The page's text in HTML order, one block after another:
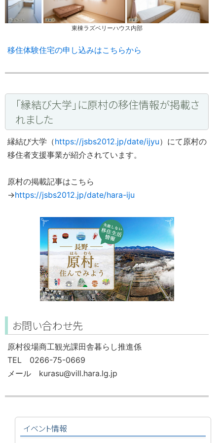
東棟ラズベリーハウス内部
移住体験住宅の申し込みはこちらから
「縁結び大学」に原村の移住情報が掲載さ
れました
縁結び大学（https://jsbs2012.jp/date/ijyu）にて原村の
移住者支援事業が紹介されています。
原村の掲載記事はこちら
→https://jsbs2012.jp/date/hara-iju
お問い合わせ先
原村役場商工観光課田舎暮らし推進係
TEL 0266-75-0669
メール kurasu@vill.hara.lg.jp
イベント情報